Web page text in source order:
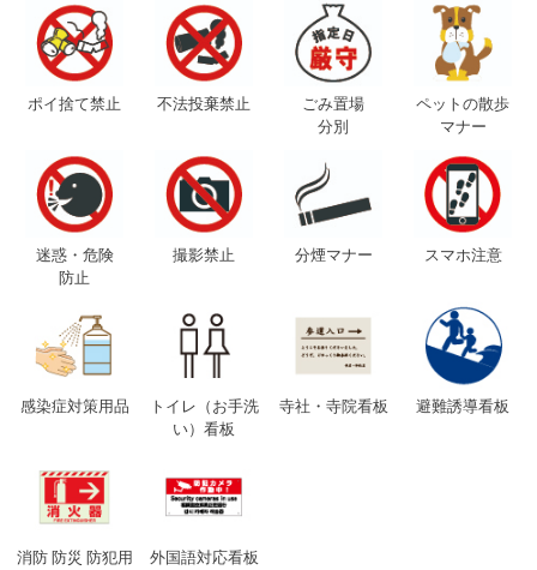
ポイ捨て禁止 不法投棄禁止
ごみ置場
分別
ペットの散歩
マナー
迷惑・危険
防止
撮影禁止 分煙マナー スマホ注意
感染症対策用品
トイレ（お手洗
い）看板
寺社・寺院看板 避難誘導看板
消防 防災 防犯用
外国語対応看板